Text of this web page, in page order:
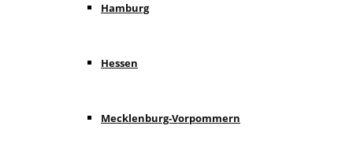
Hamburg
Hessen
Mecklenburg-Vorpommern